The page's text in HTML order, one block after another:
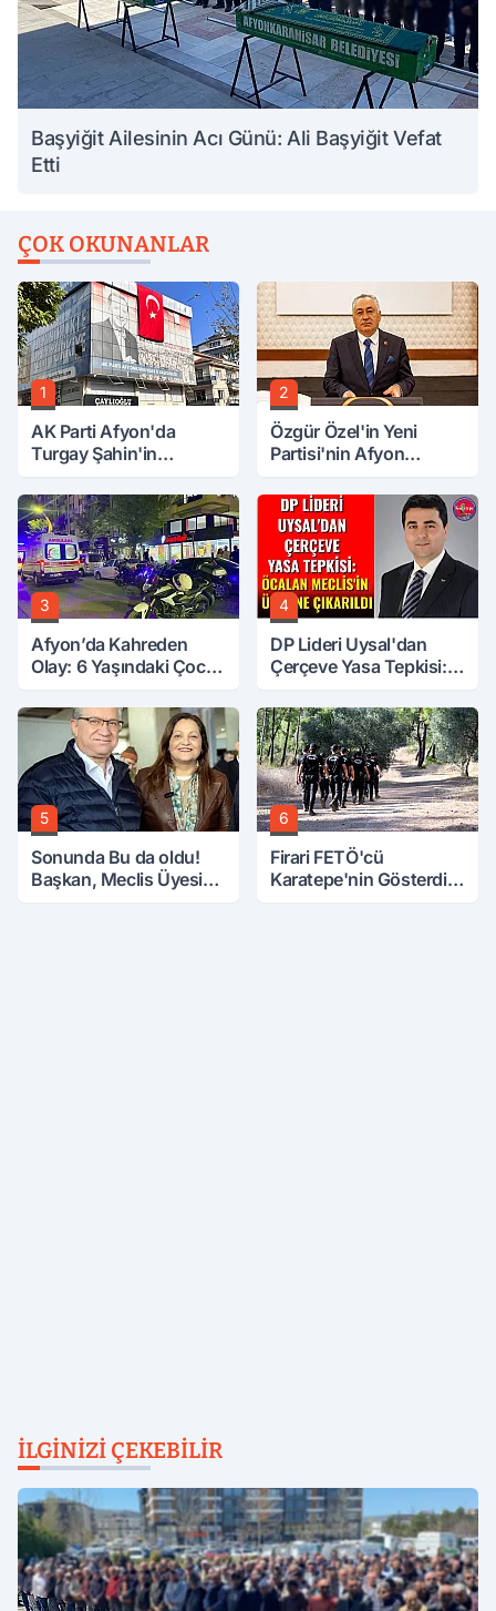
Başyiğit Ailesinin Acı Günü: Ali Başyiğit Vefat
Etti
ÇOK OKUNANLAR
1
AK Parti Afyon'da
Turgay Şahin'in
2
Özgür Özel'in Yeni
Partisi'nin Afyon
3
Afyon’da Kahreden
Olay: 6 Yaşındaki Çocuk
4
DP Lideri Uysal'dan
Çerçeve Yasa Tepkisi:
Üzerine Çıkarıldı
5
Sonunda Bu da oldu!
Başkan, Meclis Üyesini
6
Firari FETÖ'cü
Karatepe'nin Gösterdiği
İLGINIZI ÇEKEBILIR